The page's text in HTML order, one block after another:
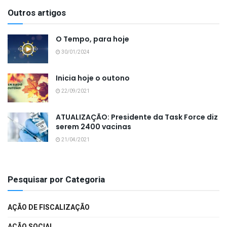
Outros artigos
O Tempo, para hoje
30/01/2024
Inicia hoje o outono
22/09/2021
ATUALIZAÇÃO: Presidente da Task Force diz
serem 2400 vacinas
21/04/2021
Pesquisar por Categoria
AÇÃO DE FISCALIZAÇÃO